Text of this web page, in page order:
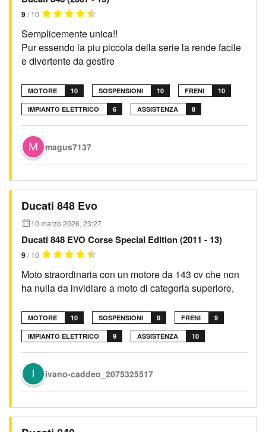
9/ 10
Semplicemente unica!!
Pur essendo la piu piccola della serie la rende facile
e divertente da gestire
MOTORE 10 SOSPENSIONI 10 FRENI 10
IMPIANTO ELETTRICO 6 ASSISTENZA 8
magus7137
Ducati 848 Evo
10 marzo 2026, 23:27
Ducati 848 EVO Corse Special Edition (2011 - 13)
9/ 10
Moto straordinaria con un motore da 143 cv che non
ha nulla da invidiare a moto di categoria superiore,
MOTORE 10 SOSPENSIONI 9 FRENI 9
IMPIANTO ELETTRICO 9 ASSISTENZA 10
ivano-caddeo_2075325517